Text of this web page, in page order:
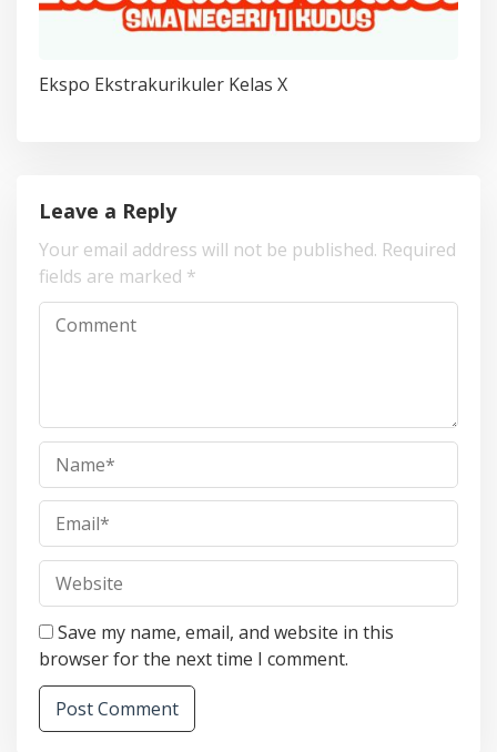
Ekspo Ekstrakurikuler Kelas X
Leave a Reply
Your email address will not be published. Required
fields are marked *
Save my name, email, and website in this
browser for the next time I comment.